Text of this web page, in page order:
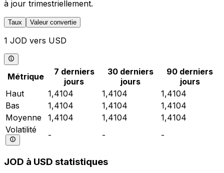
à jour trimestriellement.
Taux Valeur convertie
1 JOD vers USD
Métrique
7 derniers
jours
30 derniers
jours
90 derniers
jours
Haut
1,4104 1,4104
1,4104
Bas
1,4104 1,4104
1,4104
Moyenne
1,4104 1,4104
1,4104
Volatilité
- - -
JOD à USD statistiques